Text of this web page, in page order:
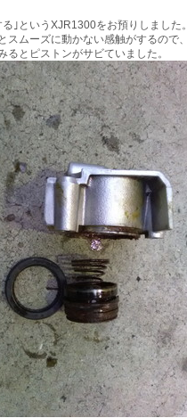
｣というXJR1300をお預りしました。
スムーズに動かない感触がするので、
るとピストンがサビていました。